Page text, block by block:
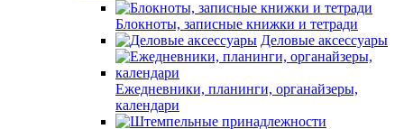
Блокноты, записные книжки и тетради
Деловые аксессуары
Ежедневники, планинги, органайзеры,
календари